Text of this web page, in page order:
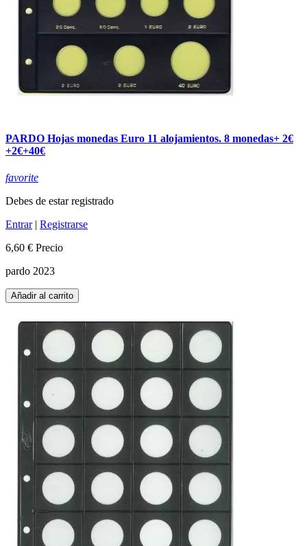
PARDO Hojas monedas Euro 11 alojamientos. 8 monedas+ 2€
+2€+40€
favorite
Debes de estar registrado
Entrar| Registrarse
6,60 € Precio
pardo 2023
Añadir al carrito